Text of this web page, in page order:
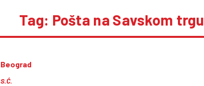
Tag: Pošta na Savskom trgu
Beograd
S.Ć.